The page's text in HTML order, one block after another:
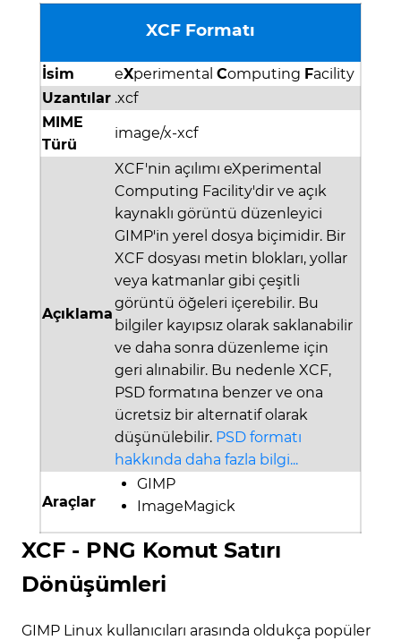
XCF Formatı
İsim eXperimental Computing Facility
Uzantılar .xcf
MIME
Türü
image/x-xcf
Açıklama
XCF'nin açılımı eXperimental
Computing Facility'dir ve açık
kaynaklı görüntü düzenleyici
GIMP'in yerel dosya biçimidir. Bir
XCF dosyası metin blokları, yollar
veya katmanlar gibi çeşitli
görüntü öğeleri içerebilir. Bu
bilgiler kayıpsız olarak saklanabilir
ve daha sonra düzenleme için
geri alınabilir. Bu nedenle XCF,
PSD formatına benzer ve ona
ücretsiz bir alternatif olarak
düşünülebilir. PSD formatı
hakkında daha fazla bilgi...
Araçlar
GIMP
ImageMagick
XCF - PNG Komut Satırı
Dönüşümleri
GIMP Linux kullanıcıları arasında oldukça popüler